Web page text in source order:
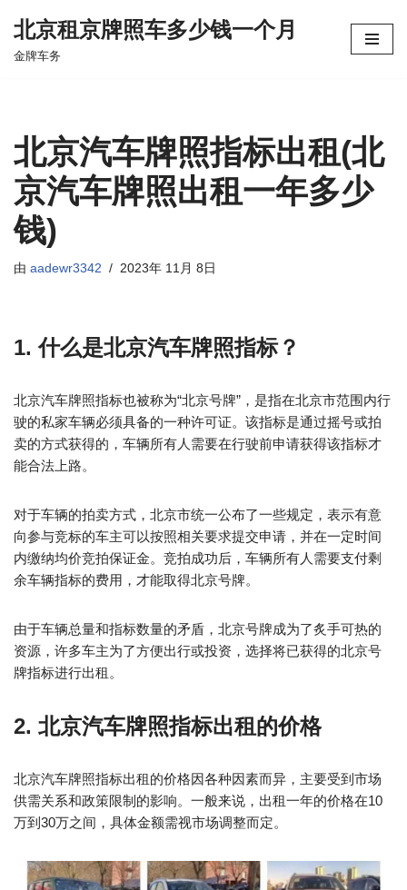
跳
北京租京牌照车多少钱一个月
金牌车务
北京汽车牌照指标出租(北
京汽车牌照出租一年多少
钱)
由 aadewr3342 2023年 11月 8日
1. 什么是北京汽车牌照指标？
北京汽车牌照指标也被称为“北京号牌”，是指在北京市范围内行
驶的私家车辆必须具备的一种许可证。该指标是通过摇号或拍
卖的方式获得的，车辆所有人需要在行驶前申请获得该指标才
能合法上路。
对于车辆的拍卖方式，北京市统一公布了一些规定，表示有意
向参与竞标的车主可以按照相关要求提交申请，并在一定时间
内缴纳均价竞拍保证金。竞拍成功后，车辆所有人需要支付剩
余车辆指标的费用，才能取得北京号牌。
由于车辆总量和指标数量的矛盾，北京号牌成为了炙手可热的
资源，许多车主为了方便出行或投资，选择将已获得的北京号
牌指标进行出租。
2. 北京汽车牌照指标出租的价格
北京汽车牌照指标出租的价格因各种因素而异，主要受到市场
供需关系和政策限制的影响。一般来说，出租一年的价格在10
万到30万之间，具体金额需视市场调整而定。